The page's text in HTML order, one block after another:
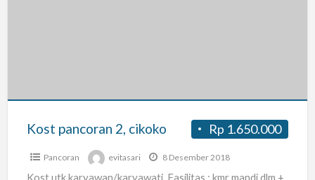
Rp 1.650.000
Kost pancoran 2, cikoko
Pancoran evitasari 8 Desember 2018
Kost utk karyawan/karyawati. Fasilitas : kmr mandi dlm +